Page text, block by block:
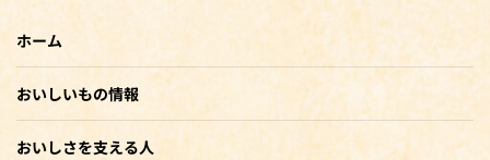
ホーム
おいしいもの情報
おいしさを支える人